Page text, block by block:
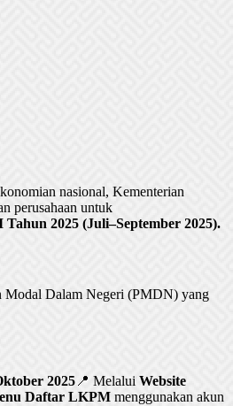
nasional, Kementerian
perusahaan untuk
2025 (Juli–September 2025).
Modal Dalam Negeri (PMDN) yang
2025 📍 Melalui Website
Daftar LKPM menggunakan akun